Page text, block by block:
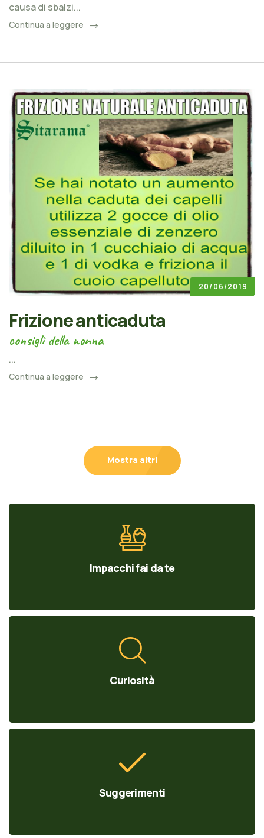
causa di sbalzi...
Continua a leggere
20/06/2019
Frizione anticaduta
consigli della nonna
...
Continua a leggere
Mostra altri
Impacchi fai da te
Curiosità
Suggerimenti